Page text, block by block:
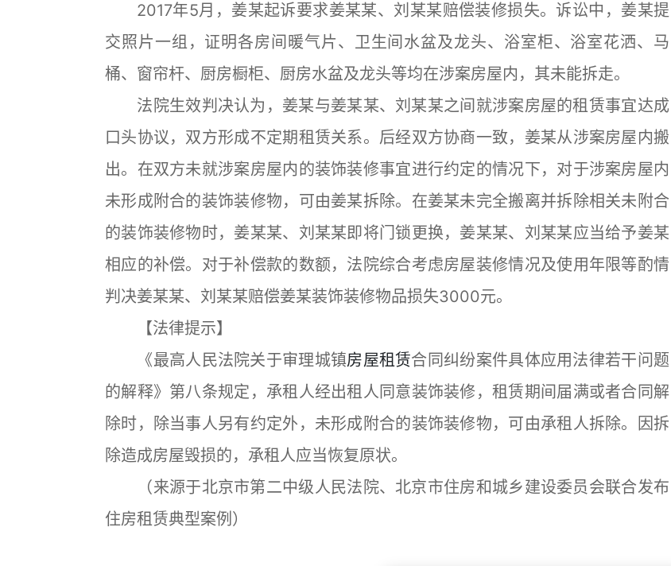
2017年5月，姜某起诉要求姜某某、刘某某赔偿装修损失。诉讼中，姜某提
交照片一组，证明各房间暖气片、卫生间水盆及龙头、浴室柜、浴室花洒、马
桶、窗帘杆、厨房橱柜、厨房水盆及龙头等均在涉案房屋内，其未能拆走。
法院生效判决认为，姜某与姜某某、刘某某之间就涉案房屋的租赁事宜达成
口头协议，双方形成不定期租赁关系。后经双方协商一致，姜某从涉案房屋内搬
出。在双方未就涉案房屋内的装饰装修事宜进行约定的情况下，对于涉案房屋内
未形成附合的装饰装修物，可由姜某拆除。在姜某未完全搬离并拆除相关未附合
的装饰装修物时，姜某某、刘某某即将门锁更换，姜某某、刘某某应当给予姜某
相应的补偿。对于补偿款的数额，法院综合考虑房屋装修情况及使用年限等酌情
判决姜某某、刘某某赔偿姜某装饰装修物品损失3000元。
【法律提示】
《最高人民法院关于审理城镇房屋租赁合同纠纷案件具体应用法律若干问题
的解释》第八条规定，承租人经出租人同意装饰装修，租赁期间届满或者合同解
除时，除当事人另有约定外，未形成附合的装饰装修物，可由承租人拆除。因拆
除造成房屋毁损的，承租人应当恢复原状。
（来源于北京市第二中级人民法院、北京市住房和城乡建设委员会联合发布
住房租赁典型案例）